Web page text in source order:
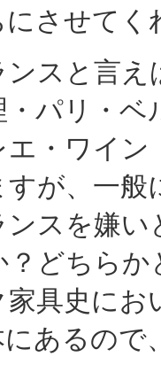
にさせて
ンスと言
・パリ・
・ワイ
が、一
スを嫌
どちら
家具史に
あるので